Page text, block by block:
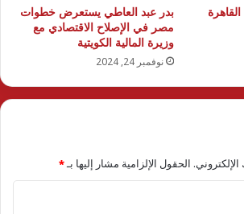
بدر عبد العاطي يستعرض خطوات
مصر في الإصلاح الاقتصادي مع
وزيرة المالية الكويتية
نوفمبر 24, 2024
الحقول الإلزامية مشار إليها بـ*